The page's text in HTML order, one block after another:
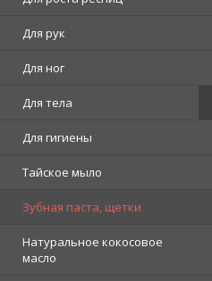
Для рук
Для ног
Для тела
Для гигиены
Тайское мыло
Зубная паста, щетки
Натуральное кокосовое
масло